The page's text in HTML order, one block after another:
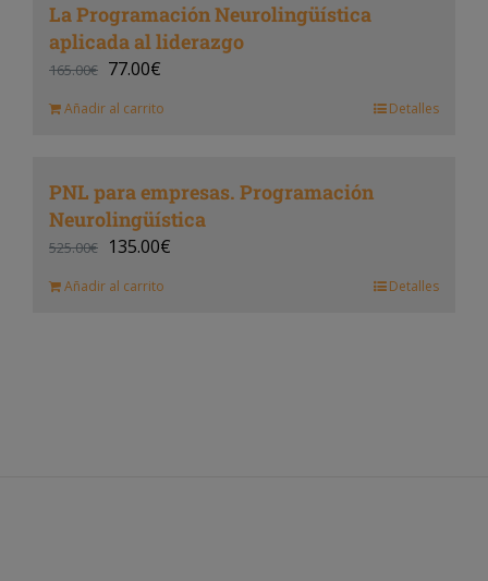
La Programación Neurolingüística
aplicada al liderazgo
165.00€ 77.00€
Añadir al carrito Detalles
PNL para empresas. Programación
Neurolingüística
525.00€ 135.00€
Añadir al carrito Detalles